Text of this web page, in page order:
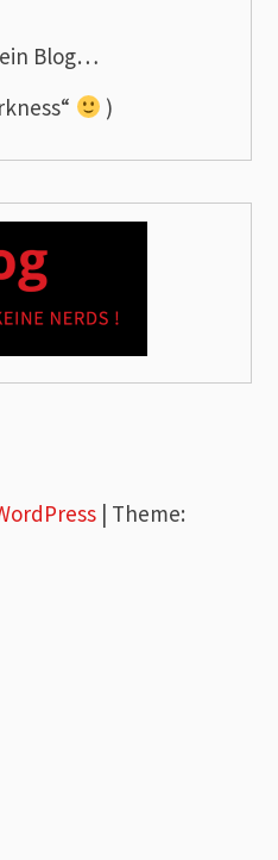
Blog…
)
| Theme: